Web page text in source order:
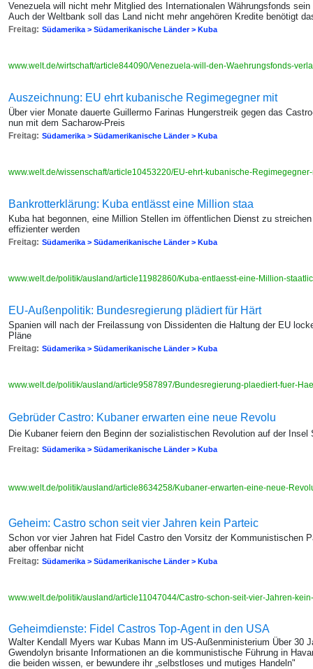
Venezuela will nicht mehr Mitglied des Internationalen Währungsfonds
Auch der Weltbank soll das Land nicht mehr angehören Kredite benötigt
Freitag: Südamerika > Südamerikanische Länder > Kuba
www.welt.de/wirtschaft/article844090/Venezuela-will-den-Waehrungsfonds-
Auszeichnung: EU ehrt kubanische Regimegegner mit
Über vier Monate dauerte Guillermo Farinas Hungerstreik gegen das
nun mit dem Sacharow-Preis
Freitag: Südamerika > Südamerikanische Länder > Kuba
www.welt.de/wissenschaft/article10453220/EU-ehrt-kubanische-
Bankrotterklärung: Kuba entlässt eine Million staa
Kuba hat begonnen, eine Million Stellen im öffentlichen Dienst zu
effizienter werden
Freitag: Südamerika > Südamerikanische Länder > Kuba
www.welt.de/politik/ausland/article11982860/Kuba-entlaesst-eine-Million-
EU-Außenpolitik: Bundesregierung plädiert für Härt
Spanien will nach der Freilassung von Dissidenten die Haltung der EU
Pläne
Freitag: Südamerika > Südamerikanische Länder > Kuba
www.welt.de/politik/ausland/article9587897/Bundesregierung-plaediert-fuer-
Gebrüder Castro: Kubaner erwarten eine neue Revolu
Die Kubaner feiern den Beginn der sozialistischen Revolution auf der
Freitag: Südamerika > Südamerikanische Länder > Kuba
www.welt.de/politik/ausland/article8634258/Kubaner-erwarten-eine-neue-
Geheim: Castro schon seit vier Jahren kein Parteic
Schon vor vier Jahren hat Fidel Castro den Vorsitz der Kommunistischen
aber offenbar nicht
Freitag: Südamerika > Südamerikanische Länder > Kuba
www.welt.de/politik/ausland/article11047044/Castro-schon-seit-vier-Jahren-
Geheimdienste: Fidel Castros Top-Agent in den USA
Walter Kendall Myers war Kubas Mann im US-Außenministerium Über 30
Gwendolyn brisante Informationen an die kommunistische Führung in
die beiden wissen, er bewundere ihr „selbstloses und mutiges Handeln"